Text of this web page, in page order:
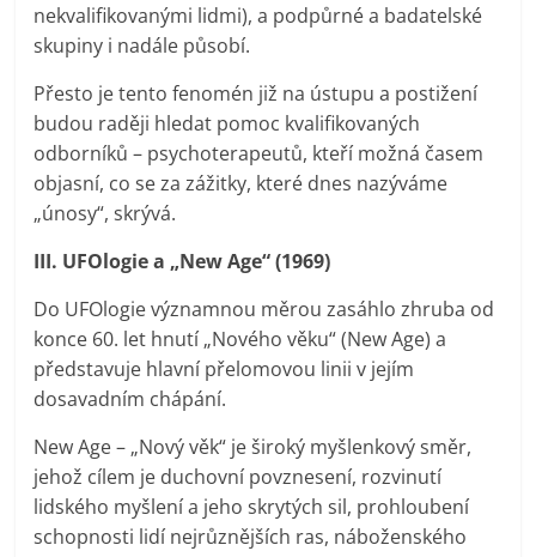
nekvalifikovanými lidmi), a podpůrné a badatelské
skupiny i nadále působí.
Přesto je tento fenomén již na ústupu a postižení
budou raději hledat pomoc kvalifikovaných
odborníků – psychoterapeutů, kteří možná časem
objasní, co se za zážitky, které dnes nazýváme
„únosy“, skrývá.
III. UFOlogie a „New Age“ (1969)
Do UFOlogie významnou měrou zasáhlo zhruba od
konce 60. let hnutí „Nového věku“ (New Age) a
představuje hlavní přelomovou linii v jejím
dosavadním chápání.
New Age – „Nový věk“ je široký myšlenkový směr,
jehož cílem je duchovní povznesení, rozvinutí
lidského myšlení a jeho skrytých sil, prohloubení
schopnosti lidí nejrůznějších ras, náboženského